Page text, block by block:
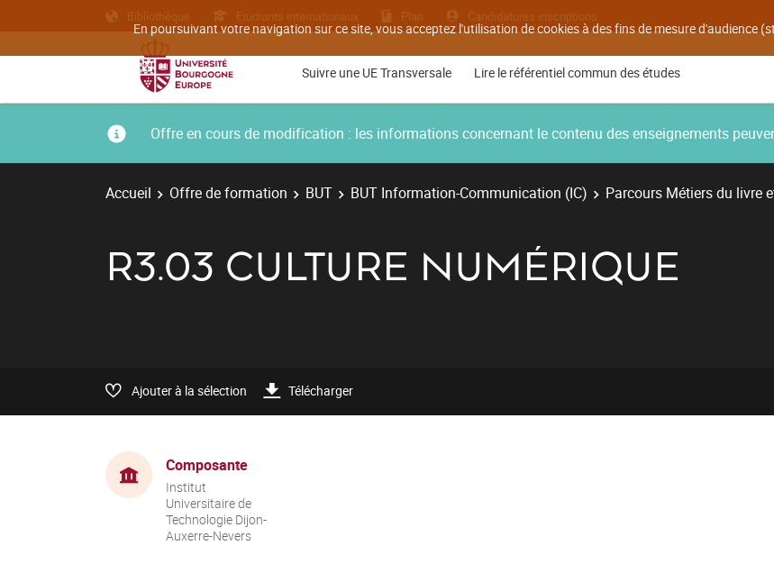
En poursuivant votre navigation sur ce site, vous acceptez l'utilisation de cookies à des fins de mesure d'audience
Bibliothèque Etudiants internationaux Plan Candidatures inscriptions
Suivre une UE Transversale Lire le référentiel commun des études
Offre en cours de modification : les informations concernant le contenu des enseignements
Accueil Offre de formation BUT BUT Information-Communication (IC) Parcours Métiers du livre
R3.03 CULTURE NUMÉRIQUE
Ajouter à la sélection Télécharger
Composante
Institut
Universitaire de
Technologie Dijon-
Auxerre-Nevers